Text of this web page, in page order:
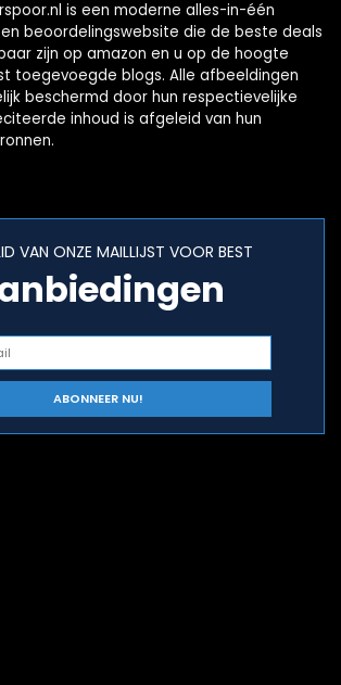
is een moderne alles-in-één
beoordelingswebsite die de beste deals
zijn op amazon en u op de hoogte
toegevoegde blogs. Alle afbeeldingen
beschermd door hun respectievelijke
inhoud is afgeleid van hun
VAN ONZE MAILLIJST VOOR BEST